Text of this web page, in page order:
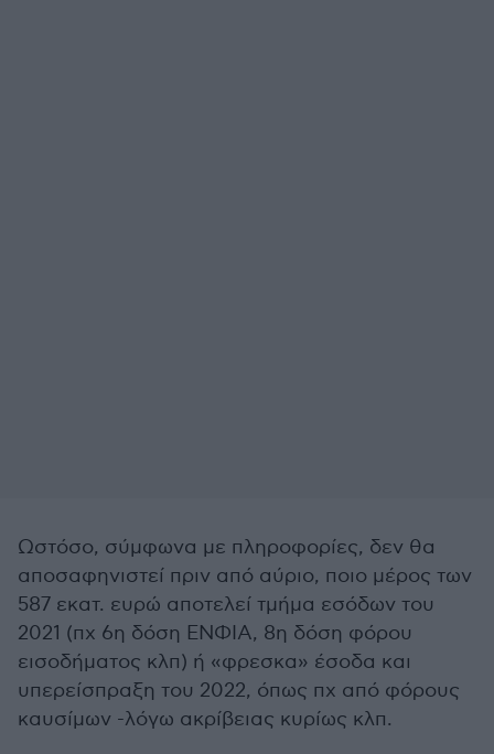
Ωστόσο, σύμφωνα με πληροφορίες, δεν θα
αποσαφηνιστεί πριν από αύριο, ποιο μέρος των
587 εκατ. ευρώ αποτελεί τμήμα εσόδων του
2021 (πχ 6η δόση ΕΝΦΙΑ, 8η δόση φόρου
εισοδήματος κλπ) ή «φρεσκα» έσοδα και
υπερείσπραξη του 2022, όπως πχ από φόρους
καυσίμων -λόγω ακρίβειας κυρίως κλπ.